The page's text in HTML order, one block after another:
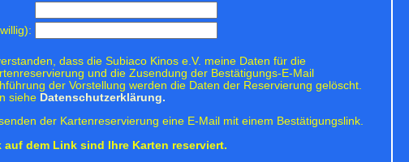
dass die Subiaco Kinos e.V. meine Daten für die
und die Zusendung der Bestätigungs-E-Mail
der Vorstellung werden die Daten der Reservierung gelöscht.
siehe Datenschutzerklärung.
der Kartenreservierung eine E-Mail mit einem Bestätigungslink.
auf dem Link sind Ihre Karten reserviert.